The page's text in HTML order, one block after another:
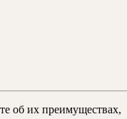
об их преимуществах,